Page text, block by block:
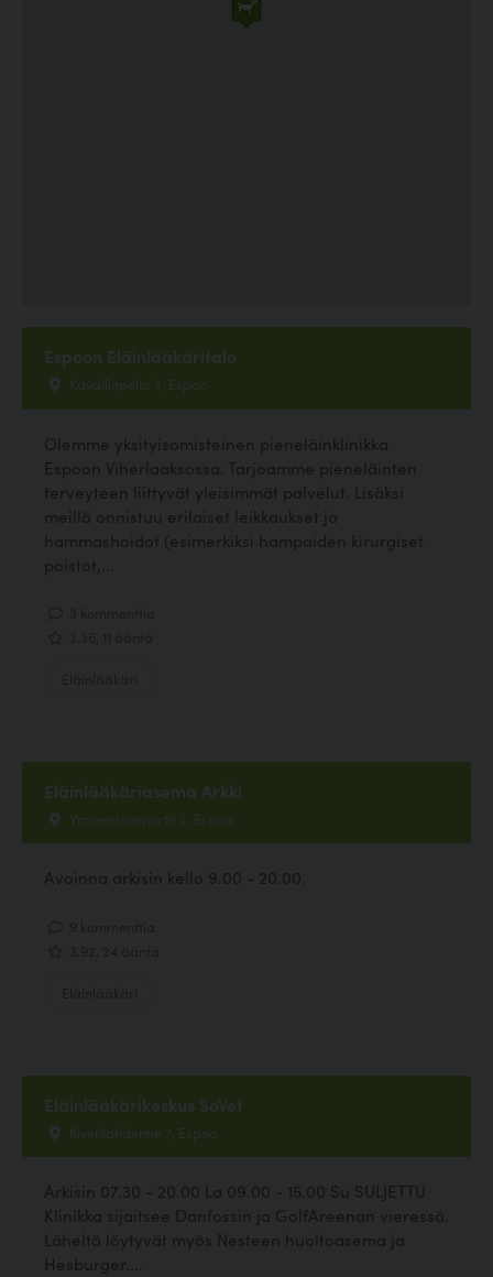
Espoon Eläinlääkäritalo
Kavallinpelto 3, Espoo
Olemme yksityisomisteinen pieneläinklinikka
Espoon Viherlaaksossa. Tarjoamme pieneläinten
terveyteen liittyvät yleisimmät palvelut. Lisäksi
meillä onnistuu erilaiset leikkaukset ja
hammashoidot (esimerkiksi hampaiden kirurgiset
poistot,...
Eläinlääkäriasema Arkki
Ymmerstanportti 2, Espoo
Avoinna arkisin kello 9.00 - 20.00.
Eläinlääkärikeskus SoVet
Kivenlahdentie 7, Espoo
Arkisin 07.30 - 20.00 La 09.00 - 15.00 Su SULJETTU
Klinikka sijaitsee Danfossin ja GolfAreenan vieressä.
Läheltä löytyvät myös Nesteen huoltoasema ja
Hesburger....